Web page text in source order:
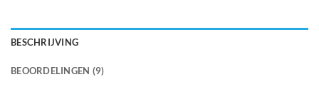
BESCHRIJVING
BEOORDELINGEN (9)